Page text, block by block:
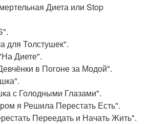
Диета или Stop
для Толстушек".
Диете".
в Погоне за Модой".
с Голодными Глазами".
я Решила Перестать Есть".
Переедать и Начать Жить".